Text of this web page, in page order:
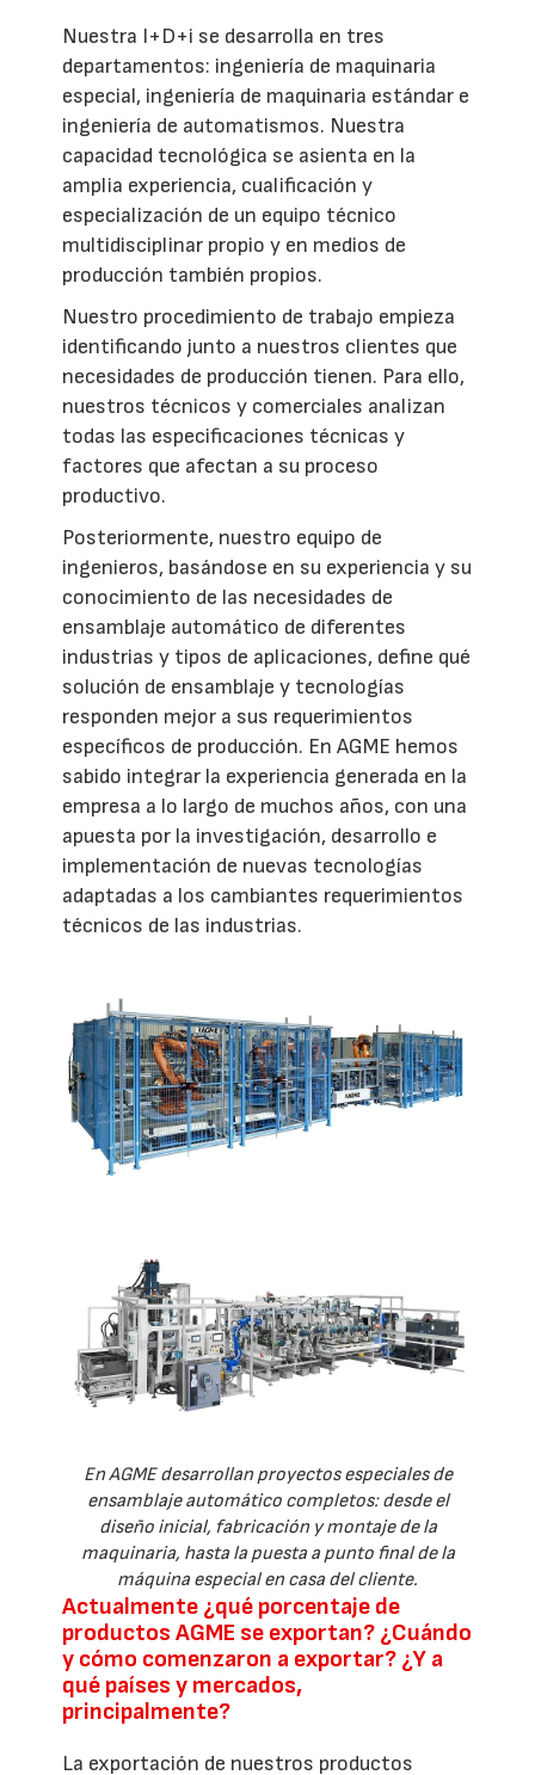
Nuestra I+D+i se desarrolla en tres
departamentos: ingeniería de maquinaria
especial, ingeniería de maquinaria estándar e
ingeniería de automatismos. Nuestra
capacidad tecnológica se asienta en la
amplia experiencia, cualificación y
especialización de un equipo técnico
multidisciplinar propio y en medios de
producción también propios.
Nuestro procedimiento de trabajo empieza
identificando junto a nuestros clientes que
necesidades de producción tienen. Para ello,
nuestros técnicos y comerciales analizan
todas las especificaciones técnicas y
factores que afectan a su proceso
productivo.
Posteriormente, nuestro equipo de
ingenieros, basándose en su experiencia y su
conocimiento de las necesidades de
ensamblaje automático de diferentes
industrias y tipos de aplicaciones, define qué
solución de ensamblaje y tecnologías
responden mejor a sus requerimientos
específicos de producción. En AGME hemos
sabido integrar la experiencia generada en la
empresa a lo largo de muchos años, con una
apuesta por la investigación, desarrollo e
implementación de nuevas tecnologías
adaptadas a los cambiantes requerimientos
técnicos de las industrias.
En AGME desarrollan proyectos especiales de
ensamblaje automático completos: desde el
diseño inicial, fabricación y montaje de la
maquinaria, hasta la puesta a punto final de la
máquina especial en casa del cliente.
Actualmente ¿qué porcentaje de
productos AGME se exportan? ¿Cuándo
y cómo comenzaron a exportar? ¿Y a
qué países y mercados,
principalmente?
La exportación de nuestros productos